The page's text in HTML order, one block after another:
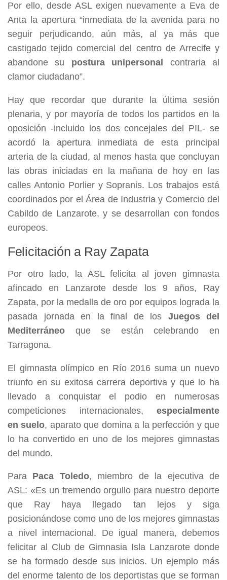
Por ello, desde ASL exigen nuevamente a Eva de
Anta la apertura “inmediata de la avenida para no
seguir perjudicando, aún más, al ya más que
castigado tejido comercial del centro de Arrecife y
abandone su postura unipersonal
contraria al
clamor ciudadano”.
Hay que recordar que durante la última sesión
plenaria, y por mayoría de todos los partidos en la
oposición -incluido los dos concejales del PIL- se
acordó la apertura inmediata de esta principal
arteria de la ciudad, al menos hasta que concluyan
las obras iniciadas en la mañana de hoy en las
calles Antonio Porlier y Sopranis. Los trabajos está
coordinados por el Área de Industria y Comercio del
Cabildo de Lanzarote, y se desarrollan con fondos
europeos.
Felicitación a Ray Zapata
Por otro lado, la ASL felicita al joven gimnasta
afincado en Lanzarote desde los 9 años, Ray
Zapata, por la medalla de oro por equipos lograda la
pasada jornada en la final de los Juegos del
Mediterráneo que se están celebrando en
Tarragona.
El gimnasta olímpico en Río 2016 suma un nuevo
triunfo en su exitosa carrera deportiva y que lo ha
llevado a conquistar el podio en numerosas
competiciones internacionales, especialmente
en suelo, aparato que domina a la perfección y que
lo ha convertido en uno de los mejores gimnastas
del mundo.
Para Paca Toledo, miembro de la ejecutiva de
ASL: «Es un tremendo orgullo para nuestro deporte
que Ray haya llegado tan lejos y siga
posicionándose como uno de los mejores gimnastas
a nivel internacional. De igual manera, debemos
felicitar al Club de Gimnasia Isla Lanzarote donde
se ha formado desde sus inicios. Un ejemplo más
del enorme talento de los deportistas que se forman